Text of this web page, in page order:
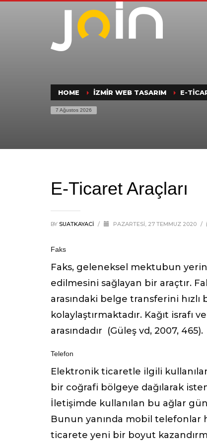
HOME İZMIR WEB TASARIM E-
7 Ağustos 2026
E-Ticaret Araçları
BY SUATKAYACI / PAZARTESI, 27 TEMMUZ 2020 /
Faks
Faks, geleneksel mektubun
edilmesini sağlayan bir araçtır.
arasındaki belge transferini
kolaylaştırmaktadır. Kağıt israfı
arasındadır (Güleş vd, 2007, 465).
Telefon
Elektronik ticaretle ilgili
bir coğrafi bölgeye dağılarak
İletişimde kullanılan bu ağlar
Bunun yanında mobil
ticarete yeni bir boyut